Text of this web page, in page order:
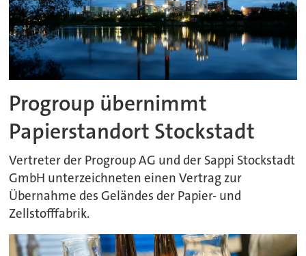
Progroup übernimmt
Papierstandort Stockstadt
Vertreter der Progroup AG und der Sappi Stockstadt
GmbH unterzeichneten einen Vertrag zur
Übernahme des Geländes der Papier- und
Zellstofffabrik.